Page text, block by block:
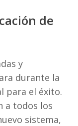
de
y
durante la
para el éxito.
a todos los
sistema,